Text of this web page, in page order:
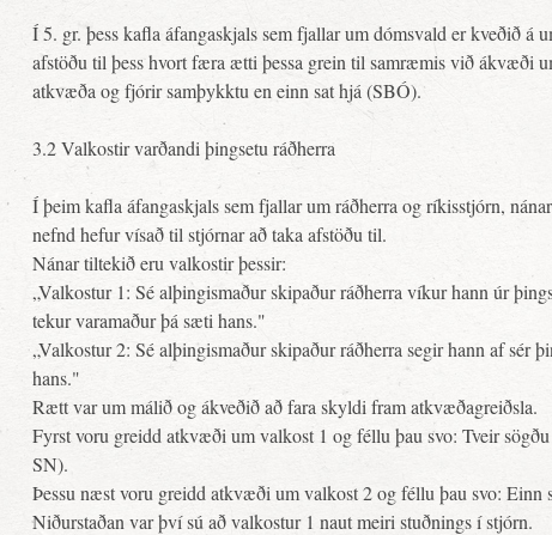
Í 5. gr. þess kafla áfangaskjals sem fjallar um dómsvald er kveðið á
afstöðu til þess hvort færa ætti þessa grein til samræmis við ákvæði
atkvæða og fjórir samþykktu en einn sat hjá (SBÓ).
3.2 Valkostir varðandi þingsetu ráðherra
Í þeim kafla áfangaskjals sem fjallar um ráðherra og ríkisstjórn,
nefnd hefur vísað til stjórnar að taka afstöðu til.
Nánar tiltekið eru valkostir þessir:
„Valkostur 1: Sé alþingismaður skipaður ráðherra víkur hann úr
tekur varamaður þá sæti hans."
„Valkostur 2: Sé alþingismaður skipaður ráðherra segir hann af sér
hans."
Rætt var um málið og ákveðið að fara skyldi fram atkvæðagreiðsla.
Fyrst voru greidd atkvæði um valkost 1 og féllu þau svo: Tveir
SN).
Þessu næst voru greidd atkvæði um valkost 2 og féllu þau svo: Einn
Niðurstaðan var því sú að valkostur 1 naut meiri stuðnings í stjórn.